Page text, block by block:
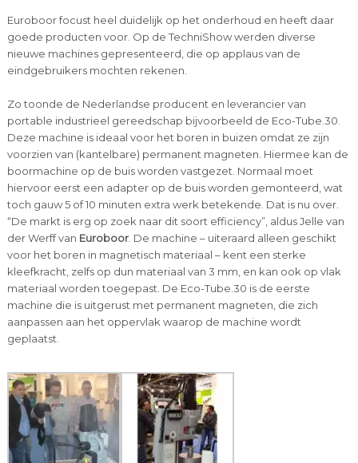
Euroboor focust heel duidelijk op het onderhoud en heeft daar
goede producten voor. Op de TechniShow werden diverse
nieuwe machines gepresenteerd, die op applaus van de
eindgebruikers mochten rekenen.
Zo toonde de Nederlandse producent en leverancier van
portable industrieel gereedschap bijvoorbeeld de Eco-Tube.30.
Deze machine is ideaal voor het boren in buizen omdat ze zijn
voorzien van (kantelbare) permanent magneten. Hiermee kan de
boormachine op de buis worden vastgezet. Normaal moet
hiervoor eerst een adapter op de buis worden gemonteerd, wat
toch gauw 5 of 10 minuten extra werk betekende. Dat is nu over.
“De markt is erg op zoek naar dit soort efficiency”, aldus Jelle van
der Werff van Euroboor. De machine – uiteraard alleen geschikt
voor het boren in magnetisch materiaal – kent een sterke
kleefkracht, zelfs op dun materiaal van 3 mm, en kan ook op vlak
materiaal worden toegepast. De Eco-Tube.30 is de eerste
machine die is uitgerust met permanent magneten, die zich
aanpassen aan het oppervlak waarop de machine wordt
geplaatst.